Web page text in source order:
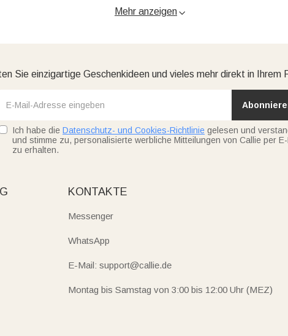
Geschenken für jeden Anlass und jede Persönlichkeit.
und Präsente gestalten, die Freude schenken, Verbindungen
Mehr anzeigen
Sie einzigartige Geschenkideen und vieles mehr direkt in Ihrem
Ich habe die Datenschutz- und Cookies-Richtlinie gelesen und
und stimme zu, personalisierte werbliche Mitteilungen von Callie per E-
zu erhalten.
KONTAKTE
Messenger
WhatsApp
E-Mail: support@callie.de
Montag bis Samstag von 3:00 bis 12:00 Uhr (MEZ)